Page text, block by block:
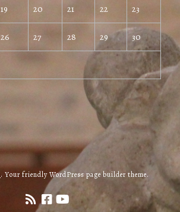
19 20 21 22 23
26 27 28 29 30
. Your friendly WordPress page builder theme.